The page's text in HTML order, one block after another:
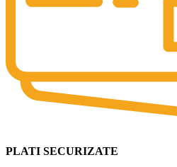
PLATI SECURIZATE